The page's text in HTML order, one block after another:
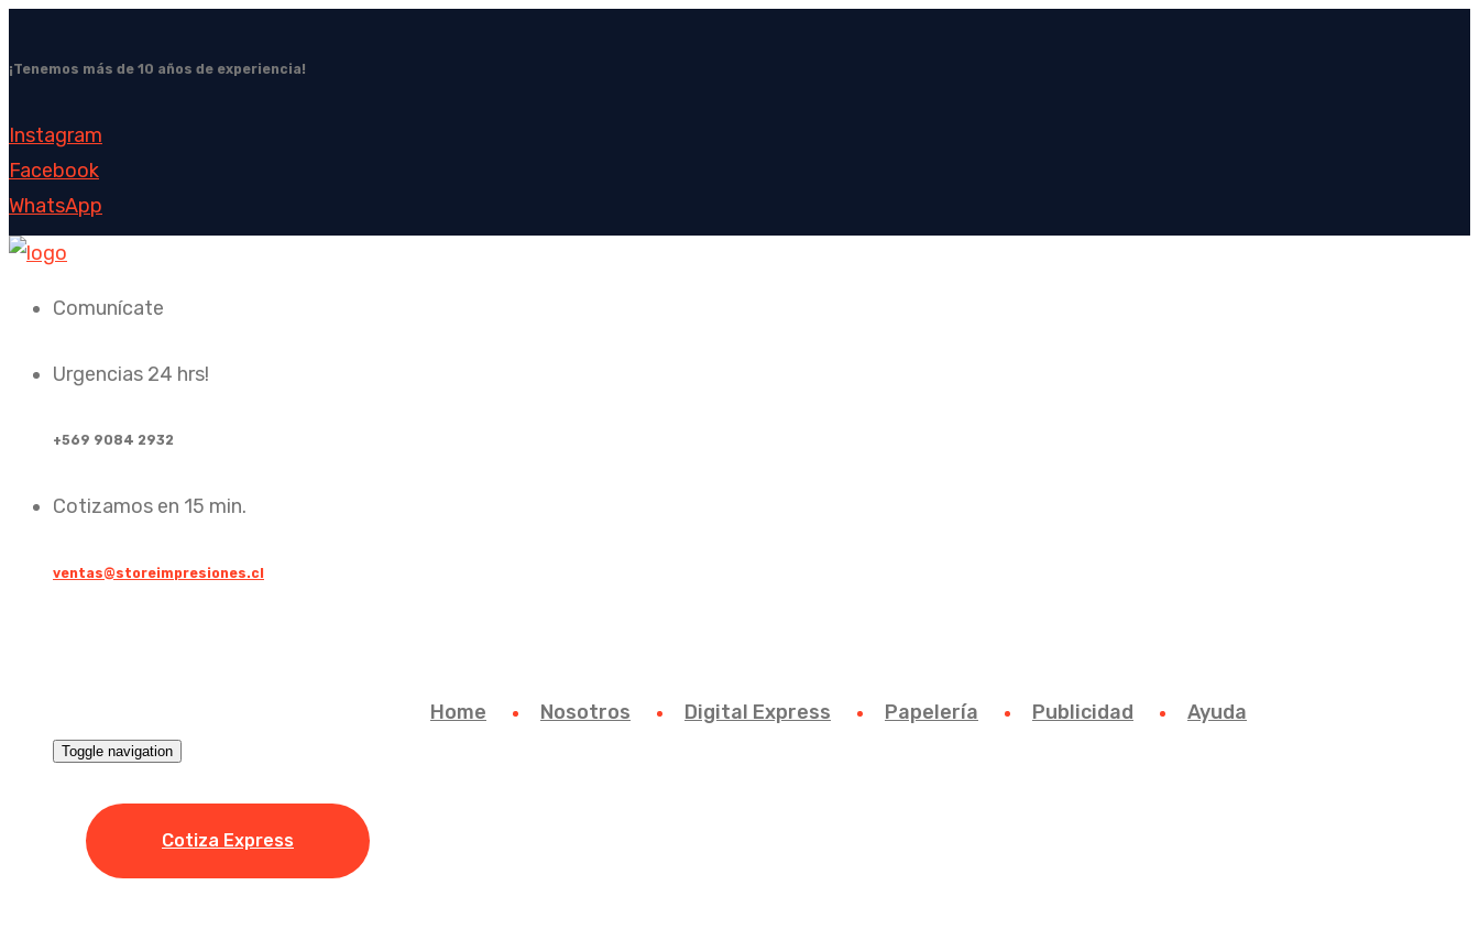
¡Tenemos más de 10 años de experiencia!
Instagram
Facebook
WhatsApp
Comunícate
Urgencias 24 hrs!
+569 9084 2932
Cotizamos en 15 min.
ventas@storeimpresiones.cl
Toggle navigation
Home Nosotros Digital Express Papelería Publicidad Ayuda
Cotiza Express